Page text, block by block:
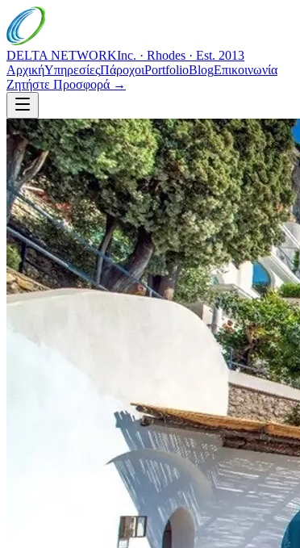
DELTA NETWORKInc. · Rhodes · Est. 2013
ΑρχικήΥπηρεσίεςΠάροχοιPortfolioBlogΕπικοινωνία
Ζητήστε Προσφορά →